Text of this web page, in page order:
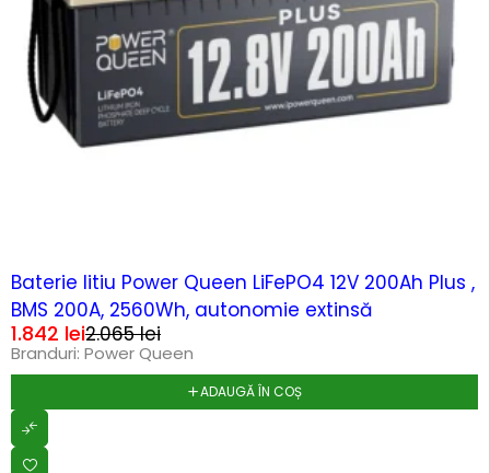
-11%
Baterie litiu Power Queen LiFePO4 12V 200Ah Plus ,
BMS 200A, 2560Wh, autonomie extinsă
2.065lei
1.842 lei
Branduri: Power Queen
ADAUGĂ ÎN COȘ